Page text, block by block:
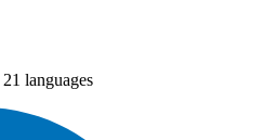
languages